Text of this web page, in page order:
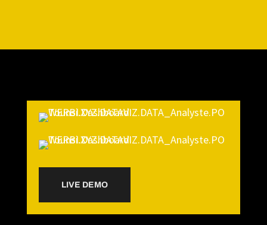
LIVE DEMO